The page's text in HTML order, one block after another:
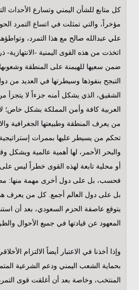
كل متابع للشأن اليمني وتسارع الأحداث
مؤخراً، والتي تمثلت في اتساع التمرد
علي عبدالله صالح مع هذا التمرد،
اتخذت من هذه القوى اليمنية -الانتهازية-
ضمن سعيها للهيمنة على المنطقة
التبجح بنفوذها وسيطرتها في العديد من
الشقيق، الذي يشكل أمنه جزءاً لا يتجزأ
العربية كافة وأمن المملكة بشكل خاص؛
من يعرف المنطقة وطبيعتها الجغرافية
تحكم من يسيطر عليها بممرات
والبحر الأحمر، لها أهمية عالمية ويشكل
أو محلية تابعة لهذه القوى خطراً ليس
فحسب، بل على دول أخرى مهمة منها:
بل على دول العالم أجمع. كل من يعرف
يتوقع عاصفة الحزم السعودي، بعد أن
المعهود عن قيادتها في جميع الأحوال
وإذا أخذنا في الاعتبار أيضاً الالتزام
بحماية الشعب اليمني ودعم الشرعية
المنتخب، وخاصة بعد أن أغلقت قوى